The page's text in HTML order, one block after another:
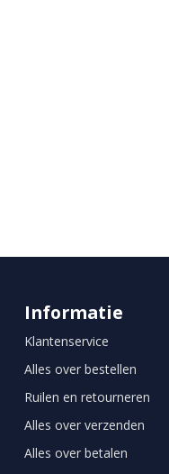
Informatie
Klantenservice
Alles over bestellen
Ruilen en retourneren
Alles over verzenden
Alles over betalen